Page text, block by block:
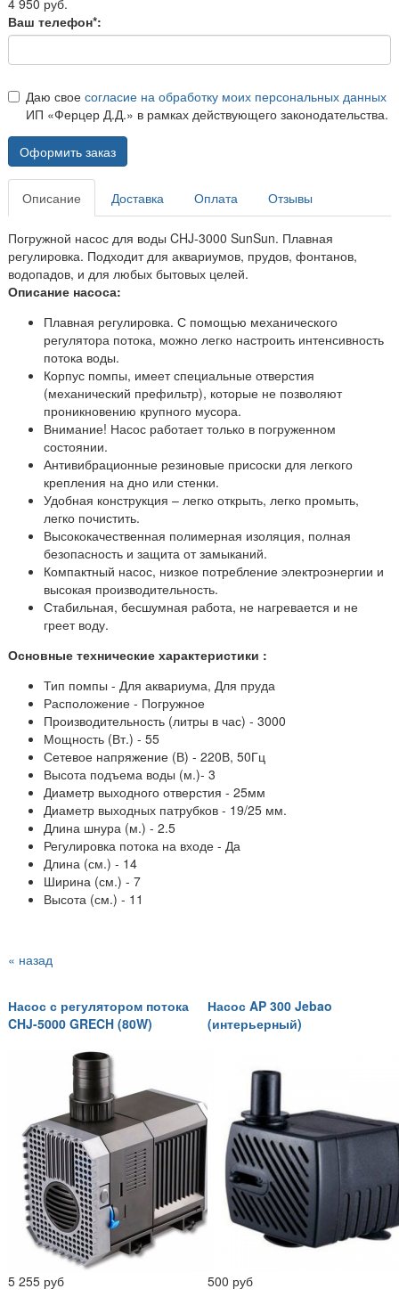
Ваш телефон*:
Даю свое согласие на обработку моих персональных данных
ИП «Ферцер Д.Д.» в рамках действующего законодательства.
Оформить заказ
Описание Доставка Оплата Отзывы
Погружной насос для воды CHJ-3000 SunSun. Плавная
регулировка. Подходит для аквариумов, прудов, фонтанов,
водопадов, и для любых бытовых целей.
Описание насоса:
Плавная регулировка. С помощью механического
регулятора потока, можно легко настроить интенсивность
потока воды.
Корпус помпы, имеет специальные отверстия
(механический префильтр), которые не позволяют
проникновению крупного мусора.
Внимание! Насос работает только в погруженном
состоянии.
Антивибрационные резиновые присоски для легкого
крепления на дно или стенки.
Удобная конструкция – легко открыть, легко промыть,
легко почистить.
Высококачественная полимерная изоляция, полная
безопасность и защита от замыканий.
Компактный насос, низкое потребление электроэнергии и
высокая производительность.
Стабильная, бесшумная работа, не нагревается и не
греет воду.
Основные технические характеристики :
Тип помпы - Для аквариума, Для пруда
Расположение - Погружное
Производительность (литры в час) - 3000
Мощность (Вт.) - 55
Сетевое напряжение (В) - 220В, 50Гц
Высота подъема воды (м.)- 3
Диаметр выходного отверстия - 25мм
Диаметр выходных патрубков - 19/25 мм.
Длина шнура (м.) - 2.5
Регулировка потока на входе - Да
Длина (см.) - 14
Ширина (см.) - 7
Высота (см.) - 11
« назад
Насос с регулятором потока
CHJ-5000 GRECH (80W)
5 255 руб
Насос AP 300 Jebao
(интерьерный)
500 руб